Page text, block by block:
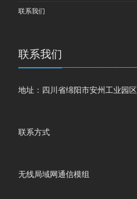
联系我们
联系我们
地址：四川省绵阳市安州工业园区
联系方式
无线局域网通信模组